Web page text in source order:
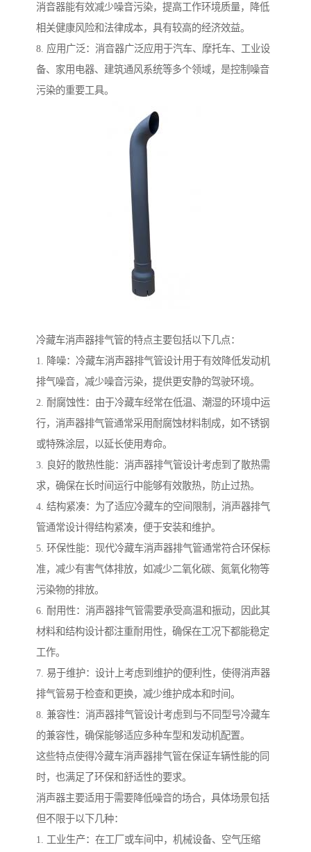
消音器能有效减少噪音污染，提高工作环境质量，降低
相关健康风险和法律成本，具有较高的经济效益。
8. 应用广泛：消音器广泛应用于汽车、摩托车、工业设
备、家用电器、建筑通风系统等多个领域，是控制噪音
污染的重要工具。
冷藏车消声器排气管的特点主要包括以下几点：
1. 降噪：冷藏车消声器排气管设计用于有效降低发动机
排气噪音，减少噪音污染，提供更安静的驾驶环境。
2. 耐腐蚀性：由于冷藏车经常在低温、潮湿的环境中运
行，消声器排气管通常采用耐腐蚀材料制成，如不锈钢
或特殊涂层，以延长使用寿命。
3. 良好的散热性能：消声器排气管设计考虑到了散热需
求，确保在长时间运行中能够有效散热，防止过热。
4. 结构紧凑：为了适应冷藏车的空间限制，消声器排气
管通常设计得结构紧凑，便于安装和维护。
5. 环保性能：现代冷藏车消声器排气管通常符合环保标
准，减少有害气体排放，如减少二氧化碳、氮氧化物等
污染物的排放。
6. 耐用性：消声器排气管需要承受高温和振动，因此其
材料和结构设计都注重耐用性，确保在工况下都能稳定
工作。
7. 易于维护：设计上考虑到维护的便利性，使得消声器
排气管易于检查和更换，减少维护成本和时间。
8. 兼容性：消声器排气管设计考虑到与不同型号冷藏车
的兼容性，确保能够适应多种车型和发动机配置。
这些特点使得冷藏车消声器排气管在保证车辆性能的同
时，也满足了环保和舒适性的要求。
消声器主要适用于需要降低噪音的场合，具体场景包括
但不限于以下几种：
1. 工业生产：在工厂或车间中，机械设备、空气压缩